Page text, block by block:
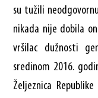
su tužili
nikada nije dobila
vršilac dužnosti
sredinom 2016.
Željeznica